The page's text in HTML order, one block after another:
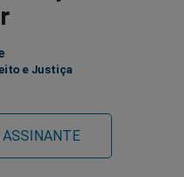
e Justiça
ASSINANTE